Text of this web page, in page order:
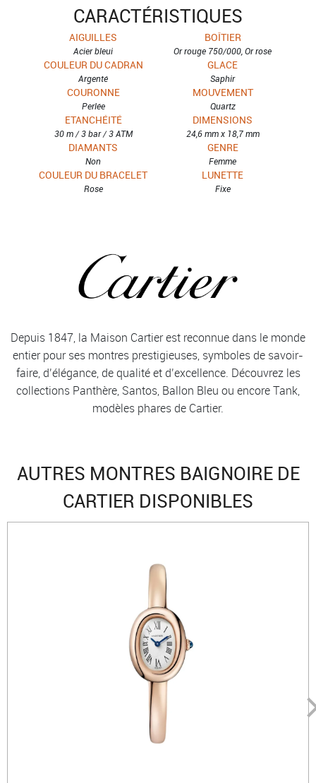
CARACTÉRISTIQUES
AIGUILLES
Acier bleui
BOÎTIER
Or rouge 750/000, Or rose
COULEUR DU CADRAN
Argenté
GLACE
Saphir
COURONNE
Perlée
MOUVEMENT
Quartz
ETANCHÉITÉ
30 m / 3 bar / 3 ATM
DIMENSIONS
24,6 mm x 18,7 mm
DIAMANTS
Non
GENRE
Femme
COULEUR DU BRACELET
Rose
LUNETTE
Fixe
Depuis 1847, la Maison Cartier est reconnue dans le monde
entier pour ses montres prestigieuses, symboles de savoir-
faire, d’élégance, de qualité et d’excellence. Découvrez les
collections Panthère, Santos, Ballon Bleu ou encore Tank,
modèles phares de Cartier.
AUTRES MONTRES BAIGNOIRE DE
CARTIER DISPONIBLES